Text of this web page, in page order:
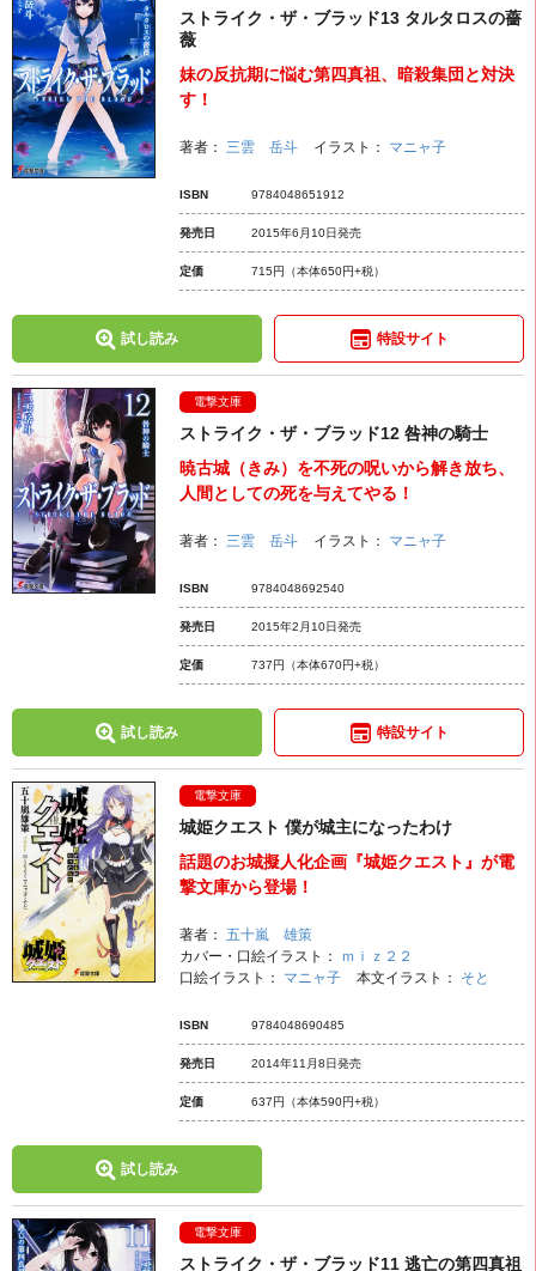
ストライク・ザ・ブラッド13 タルタロスの薔
薇
妹の反抗期に悩む第四真祖、暗殺集団と対決
す！
著者： 三雲 岳斗 イラスト： マニャ子
ISBN 9784048651912
発売日 2015年6月10日発売
定価 715円 （本体650円+税）
試し読み 特設サイト
電撃文庫
ストライク・ザ・ブラッド12 咎神の騎士
暁古城（きみ）を不死の呪いから解き放ち、
人間としての死を与えてやる！
著者： 三雲 岳斗 イラスト： マニャ子
ISBN 9784048692540
発売日 2015年2月10日発売
定価 737円 （本体670円+税）
試し読み 特設サイト
電撃文庫
城姫クエスト 僕が城主になったわけ
話題のお城擬人化企画『城姫クエスト』が電
撃文庫から登場！
著者： 五十嵐 雄策
カバー・口絵イラスト：
ｍｉｚ２２
口絵イラスト： マニャ子 本文イラスト： そと
ISBN 9784048690485
発売日 2014年11月8日発売
定価 637円 （本体590円+税）
試し読み
電撃文庫
ストライク・ザ・ブラッド11 逃亡の第四真祖